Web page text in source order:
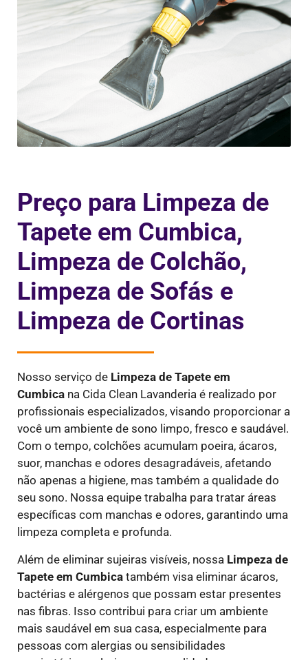
Preço para Limpeza de
Tapete em Cumbica,
Limpeza de Colchão,
Limpeza de Sofás e
Limpeza de Cortinas
Nosso serviço de Limpeza de Tapete em
Cumbica na Cida Clean Lavanderia é realizado por
profissionais especializados, visando proporcionar a
você um ambiente de sono limpo, fresco e saudável.
Com o tempo, colchões acumulam poeira, ácaros,
suor, manchas e odores desagradáveis, afetando
não apenas a higiene, mas também a qualidade do
seu sono. Nossa equipe trabalha para tratar áreas
específicas com manchas e odores, garantindo uma
limpeza completa e profunda.
Além de eliminar sujeiras visíveis, nossa Limpeza de
Tapete em Cumbica também visa eliminar ácaros,
bactérias e alérgenos que possam estar presentes
nas fibras. Isso contribui para criar um ambiente
mais saudável em sua casa, especialmente para
pessoas com alergias ou sensibilidades